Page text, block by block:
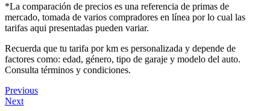
*La comparación de precios es una referencia de primas de
mercado, tomada de varios compradores en línea por lo cual las
tarifas aqui presentadas pueden variar.
Recuerda que tu tarifa por km es personalizada y depende de
factores como: edad, género, tipo de garaje y modelo del auto.
Consulta términos y condiciones.
Previous
Next